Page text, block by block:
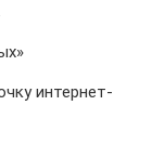
интернет-